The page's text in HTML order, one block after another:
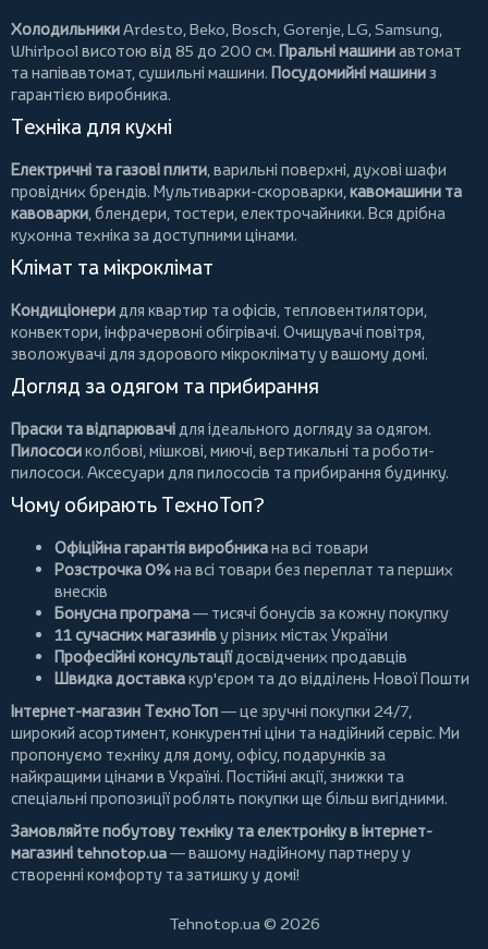
ХолодильникиArdesto, Beko, Bosch, Gorenje, LG, Samsung,
Whirlpool висотою від 85 до 200 см. Пральні машиниавтомат
та напівавтомат, сушильні машини. Посудомийні машиниз
гарантією виробника.
Техніка для кухні
Електричні та газові плити, варильні поверхні, духові шафи
провідних брендів. Мультиварки-скороварки, кавомашини та
кавоварки, блендери, тостери, електрочайники. Вся дрібна
кухонна техніка за доступними цінами.
Клімат та мікроклімат
Кондиціонери для квартир та офісів, тепловентилятори,
конвектори, інфрачервоні обігрівачі. Очищувачі повітря,
зволожувачі для здорового мікроклімату у вашому домі.
Догляд за одягом та прибирання
Праски та відпарювачі для ідеального догляду за одягом.
Пилососиколбові, мішкові, миючі, вертикальні тароботи-
пилососи. Аксесуари для пилососів та прибирання будинку.
Чому обирають ТехноТоп?
Офіційна гарантія виробникана всі товари
Розстрочка 0%на всі товари без переплат та перших
внесків
Бонусна програма— тисячі бонусів за кожну покупку
11 сучасних магазиніву різних містах України
Професійні консультаціїдосвідчених продавців
Швидка доставкакур'єром та до відділень Нової Пошти
Інтернет-магазин ТехноТоп— це зручні покупки 24/7,
широкий асортимент, конкурентні ціни та надійний сервіс. Ми
пропонуємо техніку для дому, офісу, подарунків за
найкращими цінами в Україні. Постійні акції, знижки та
спеціальні пропозиції роблять покупки ще більш вигідними.
Замовляйте побутову техніку та електроніку в інтернет-
магазині tehnotop.ua— вашому надійному партнеру у
створенні комфорту та затишку у домі!
Tehnotop.ua © 2026